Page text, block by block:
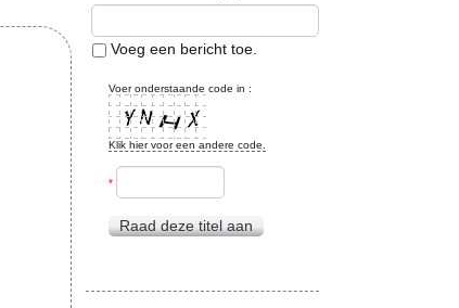
Voeg een bericht toe.
Voer onderstaande code in :
Klik hier voor een andere code.
*
Raad deze titel aan